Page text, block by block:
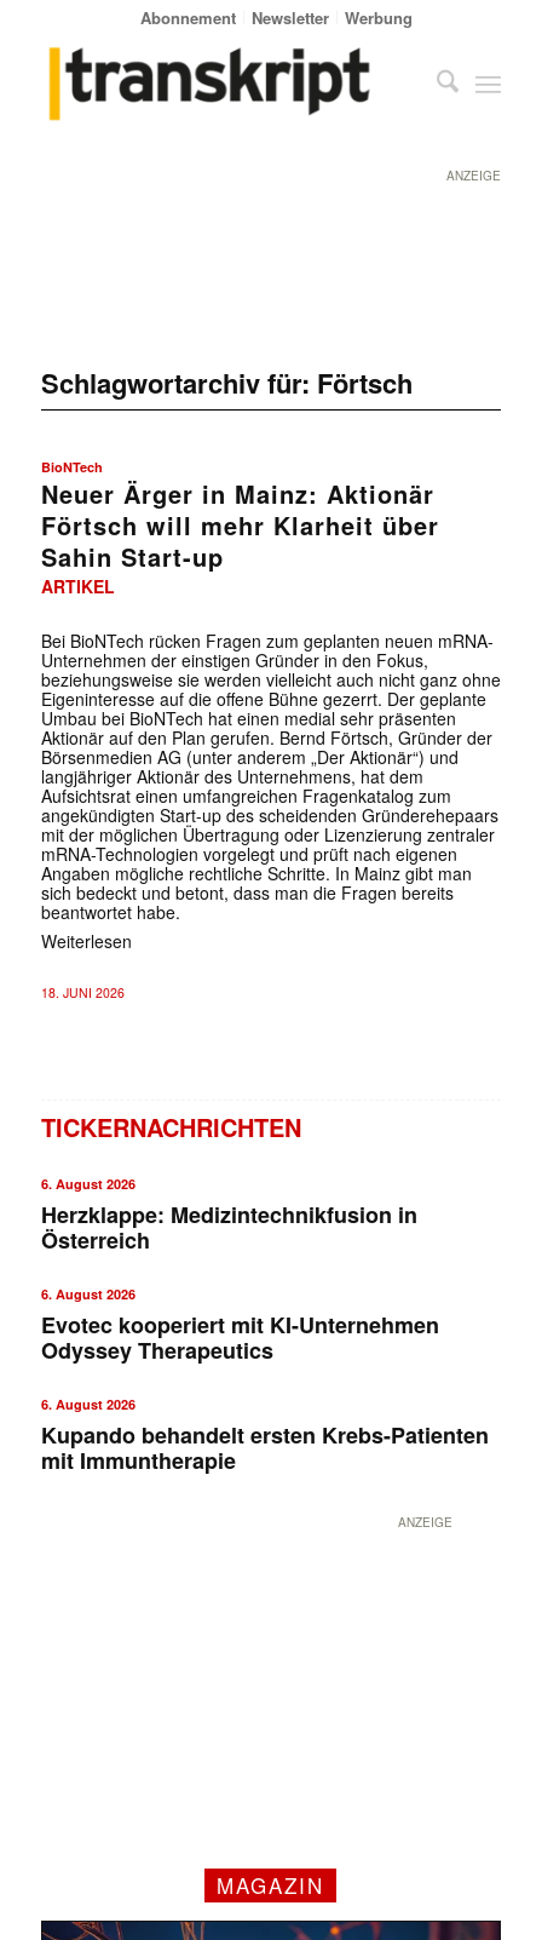
Abonnement Newsletter Werbung
ANZEIGE
Schlagwortarchiv für: Förtsch
BioNTech
Neuer Ärger in Mainz: Aktionär
Förtsch will mehr Klarheit über
Sahin Start-up
ARTIKEL
Bei BioNTech rücken Fragen zum geplanten neuen mRNA-
Unternehmen der einstigen Gründer in den Fokus,
beziehungsweise sie werden vielleicht auch nicht ganz ohne
Eigeninteresse auf die offene Bühne gezerrt. Der geplante
Umbau bei BioNTech hat einen medial sehr präsenten
Aktionär auf den Plan gerufen. Bernd Förtsch, Gründer der
Börsenmedien AG (unter anderem „Der Aktionär“) und
langjähriger Aktionär des Unternehmens, hat dem
Aufsichtsrat einen umfangreichen Fragenkatalog zum
angekündigten Start-up des scheidenden Gründerehepaars
mit der möglichen Übertragung oder Lizenzierung zentraler
mRNA-Technologien vorgelegt und prüft nach eigenen
Angaben mögliche rechtliche Schritte. In Mainz gibt man
sich bedeckt und betont, dass man die Fragen bereits
beantwortet habe.
Weiterlesen
18. JUNI 2026
TICKERNACHRICHTEN
6. August 2026
Herzklappe: Medizintechnikfusion in
Österreich
6. August 2026
Evotec kooperiert mit KI-Unternehmen
Odyssey Therapeutics
6. August 2026
Kupando behandelt ersten Krebs-Patienten
mit Immuntherapie
ANZEIGE
MAGAZIN